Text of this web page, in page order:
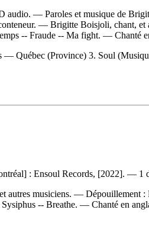
— Paroles et musique de
— Brigitte Boisjoli, chant,
-- Fraude -- Ma fight. —
Québec (Province) 3. Soul
: Ensoul Records, [2022]. — 1
autres musiciens. — Dépouillement :
-- Breathe. — Chanté en